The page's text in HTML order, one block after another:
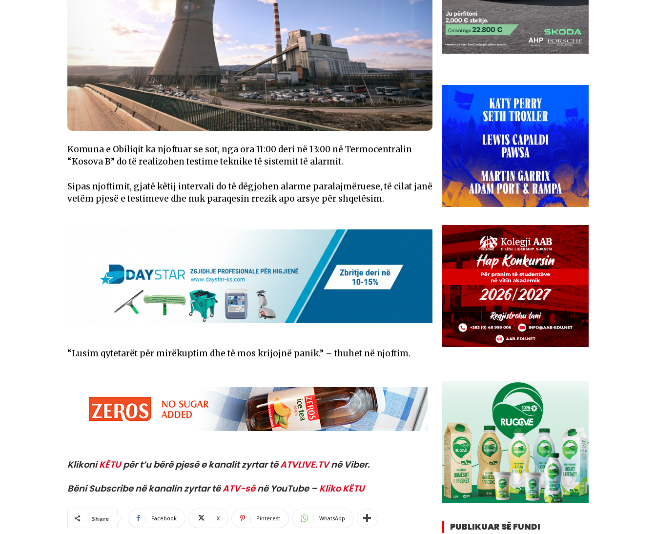
Komuna e Obiliqit ka njoftuar se sot, nga ora 11:00 deri në 13:00 në Termocentralin
“Kosova B” do të realizohen testime teknike të sistemit të alarmit.
Sipas njoftimit, gjatë këtij intervali do të dëgjohen alarme paralajmëruese, të cilat janë
vetëm pjesë e testimeve dhe nuk paraqesin rrezik apo arsye për shqetësim.
“Lusim qytetarët për mirëkuptim dhe të mos krijojnë panik.” – thuhet në njoftim.
KlikoniKËTUpër t’u bërë pjesë e kanalit zyrtar tëATVLIVE.TVnë Viber.
Bëni Subscribe në kanalin zyrtar tëATV-sënë YouTube – Kliko KËTU
Share Facebook X Pinterest WhatsApp
PUBLIKUAR SË FUNDI